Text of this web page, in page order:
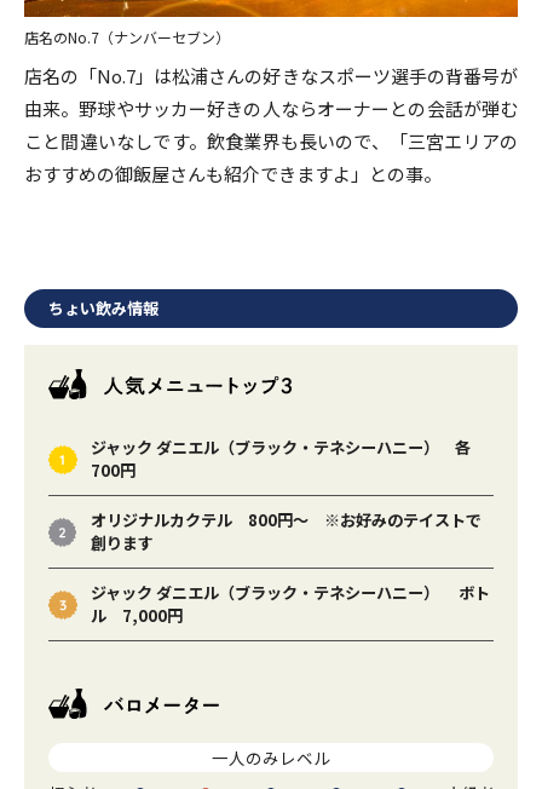
店名のNo.7（ナンバーセブン）
店名の「No.7」は松浦さんの好きなスポーツ選手の背番号が
由来。野球やサッカー好きの人ならオーナーとの会話が弾む
こと間違いなしです。飲食業界も長いので、「三宮エリアの
おすすめの御飯屋さんも紹介できますよ」との事。
ちょい飲み情報
ジャック ダニエル（ブラック・テネシーハニー） 各
700円
オリジナルカクテル 800円～ ※お好みのテイストで
創ります
ジャック ダニエル（ブラック・テネシーハニー） ボト
ル 7,000円
一人のみレベル